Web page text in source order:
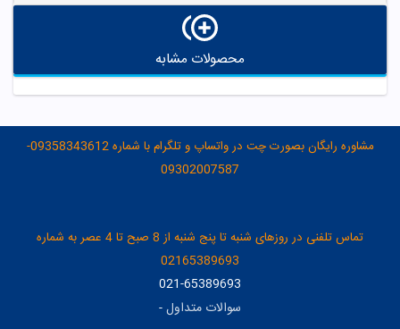
محصولات مشابه
مشاوره رایگان بصورت چت در واتساپ و تلگرام با شماره 09358343612-
09302007587
تماس تلفنی در روزهای شنبه تا پنج شنبه از 8 صبح تا 4 عصر به شماره
02165389693
021-65389693
سوالات متداول-